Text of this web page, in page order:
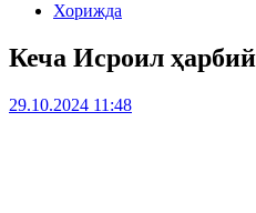
Хорижда
Кеча Исроил
29.10.2024 11:48